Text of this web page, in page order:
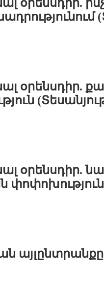
օրենսդիր.
օրենսդիր.
օրենսդիր.
փոփոխություն